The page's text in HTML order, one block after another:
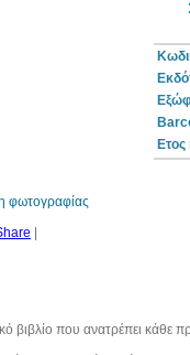
φωτογραφίας
βιβλίο που ανατρέπει κάθε